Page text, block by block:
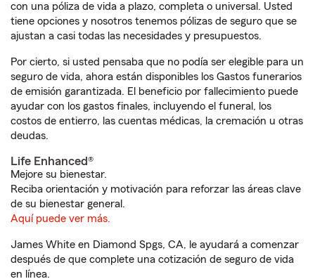
con una póliza de vida a plazo, completa o universal. Usted
tiene opciones y nosotros tenemos pólizas de seguro que se
ajustan a casi todas las necesidades y presupuestos.
Por cierto, si usted pensaba que no podía ser elegible para un
seguro de vida, ahora están disponibles los Gastos funerarios
de emisión garantizada. El beneficio por fallecimiento puede
ayudar con los gastos finales, incluyendo el funeral, los
costos de entierro, las cuentas médicas, la cremación u otras
deudas.
Life Enhanced®
Mejore su bienestar.
Reciba orientación y motivación para reforzar las áreas clave
de su bienestar general.
Aquí puede ver más.
James White en Diamond Spgs, CA, le ayudará a comenzar
después de que complete una cotización de seguro de vida
en línea.